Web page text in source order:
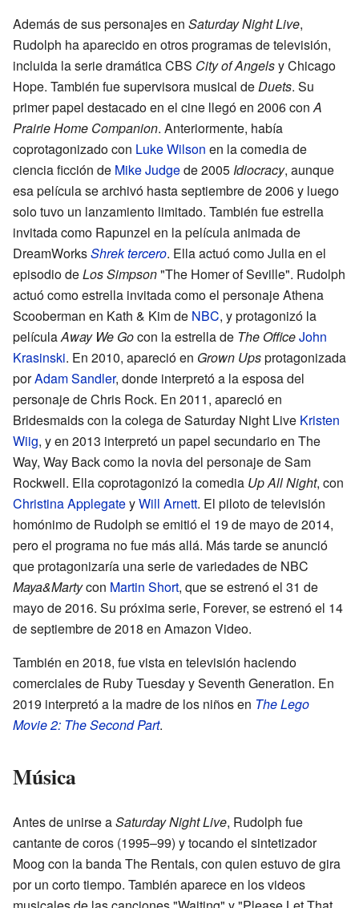
Además de sus personajes en Saturday Night Live,
Rudolph ha aparecido en otros programas de televisión,
incluida la serie dramática CBS City of Angelsy Chicago
Hope. También fue supervisora musical deDuets. Su
primer papel destacado en el cine llegó en 2006 conA
Prairie Home Companion. Anteriormente, había
coprotagonizado con Luke Wilson en la comedia de
ciencia ficción de Mike Judgede 2005 Idiocracy, aunque
esa película se archivó hasta septiembre de 2006 y luego
solo tuvo un lanzamiento limitado. También fue estrella
invitada como Rapunzel en la película animada de
DreamWorksShrek tercero. Ella actuó como Julia en el
episodio deLos Simpson"The Homer of Seville". Rudolph
actuó como estrella invitada como el personaje Athena
Scooberman en Kath & Kim de NBC, y protagonizó la
películaAway We Gocon la estrella de The OfficeJohn
Krasinski. En 2010, apareció en Grown Upsprotagonizada
porAdam Sandler, donde interpretó a la esposa del
personaje de Chris Rock. En 2011, apareció en
Bridesmaids con la colega de Saturday Night Live Kristen
Wiig, y en 2013 interpretó un papel secundario en The
Way, Way Back como la novia del personaje de Sam
Rockwell. Ella coprotagonizó la comedia Up All Night, con
Christina ApplegateyWill Arnett. El piloto de televisión
homónimo de Rudolph se emitió el 19 de mayo de 2014,
pero el programa no fue más allá. Más tarde se anunció
que protagonizaría una serie de variedades de NBC
Maya&Martycon Martin Short, que se estrenó el 31 de
mayo de 2016. Su próxima serie, Forever, se estrenó el 14
de septiembre de 2018 en Amazon Video.
También en 2018, fue vista en televisión haciendo
comerciales de Ruby Tuesday y Seventh Generation. En
2019 interpretó a la madre de los niños en The Lego
Movie 2: The Second Part.
Música
Antes de unirse aSaturday Night Live, Rudolph fue
cantante de coros (1995–99) y tocando el sintetizador
Moog con la banda The Rentals, con quien estuvo de gira
por un corto tiempo. También aparece en los videos